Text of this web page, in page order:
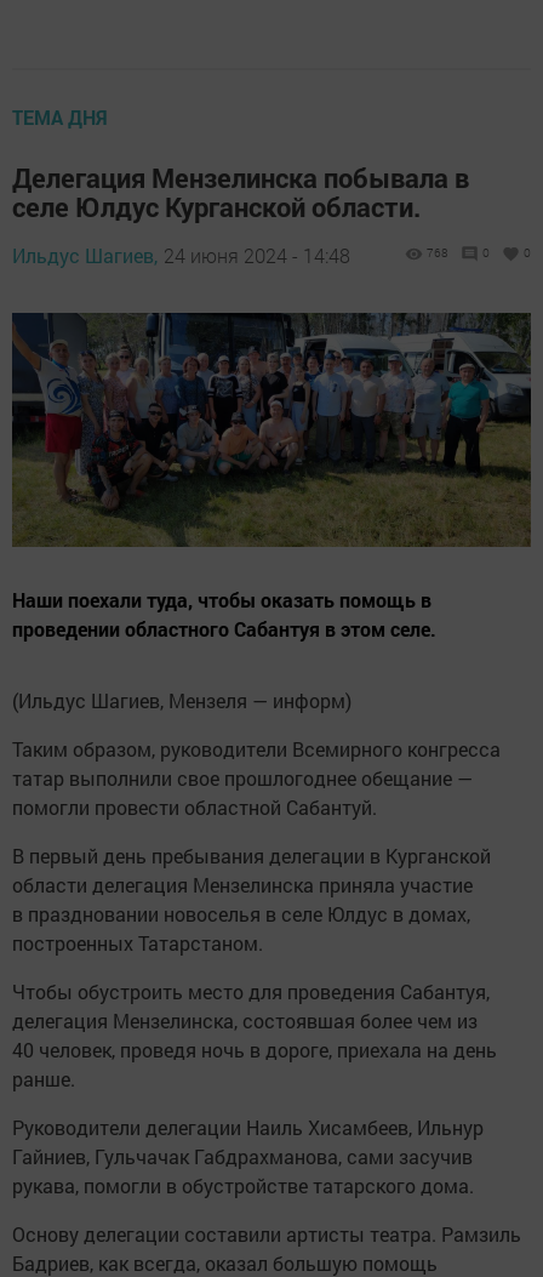
ТЕМА ДНЯ
Делегация Мензелинска побывала в
селе Юлдус Курганской области.
Ильдус Шагиев, 24 июня 2024 - 14:48 768 0 0
Наши поехали туда, чтобы оказать помощь в
проведении областного Сабантуя в этом селе.
(Ильдус Шагиев, Мензеля — информ)
Таким образом, руководители Всемирного конгресса
татар выполнили свое прошлогоднее обещание —
помогли провести областной Сабантуй.
В первый день пребывания делегации в Курганской
области делегация Мензелинска приняла участие
в праздновании новоселья в селе Юлдус в домах,
построенных Татарстаном.
Чтобы обустроить место для проведения Сабантуя,
делегация Мензелинска, состоявшая более чем из
40 человек, проведя ночь в дороге, приехала на день
ранше.
Руководители делегации Наиль Хисамбеев, Ильнур
Гайниев, Гульчачак Габдрахманова, сами засучив
рукава, помогли в обустройстве татарского дома.
Основу делегации составили артисты театра. Рамзиль
Бадриев, как всегда, оказал большую помощь